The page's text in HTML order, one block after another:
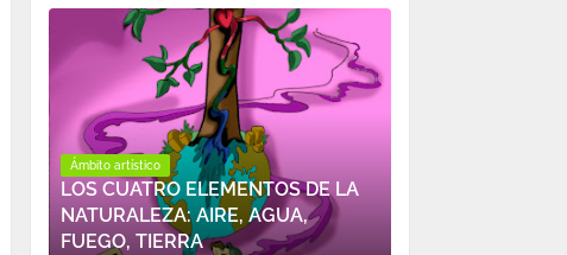
Ámbito artístico
LOS CUATRO ELEMENTOS DE LA
NATURALEZA: AIRE, AGUA,
FUEGO, TIERRA